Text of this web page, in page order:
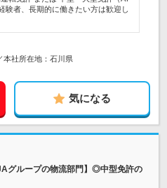
者、長期的に働きたい方は歓迎し
本社所在地：石川県
気になる
グループの物流部門】◎中型免許の